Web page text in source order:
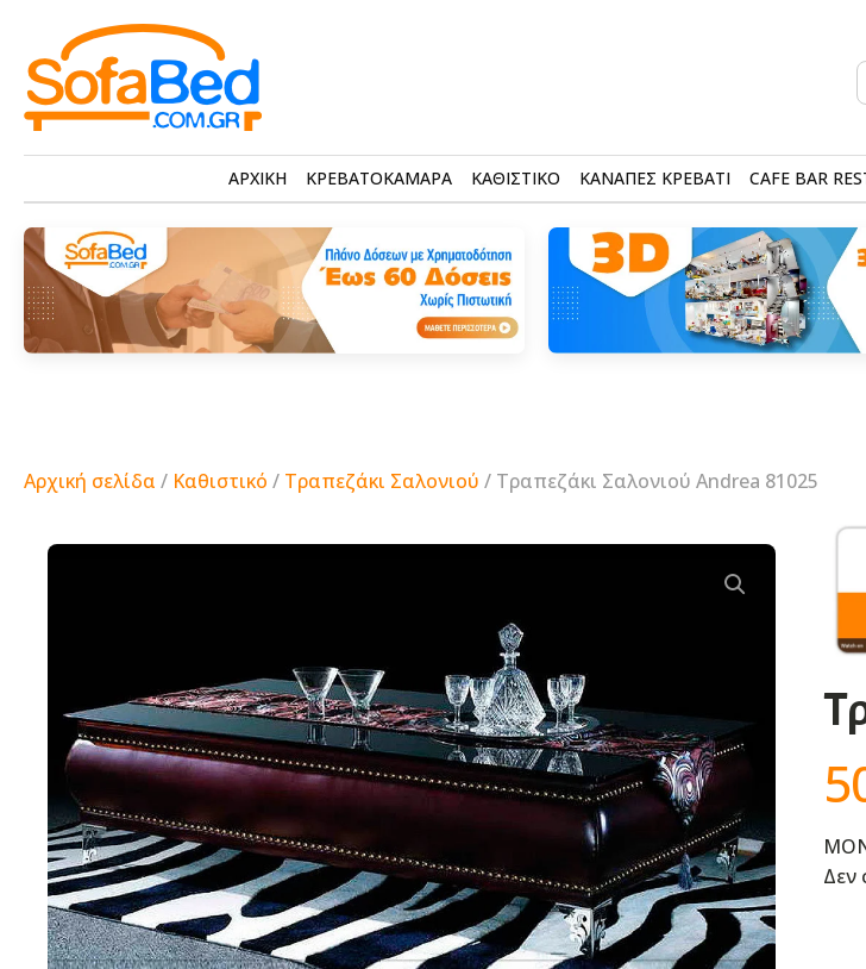
ΑΡΧΙΚΗ ΚΡΕΒΑΤΟΚΑΜΑΡΑ ΚΑΘΙΣΤΙΚΟ ΚΑΝΑΠΕΣ ΚΡΕΒΑΤΙ CAFE BAR
Αρχική σελίδα / Καθιστικό / Τραπεζάκι Σαλονιού / Τραπεζάκι Σαλονιού Andrea 81025
Δεν